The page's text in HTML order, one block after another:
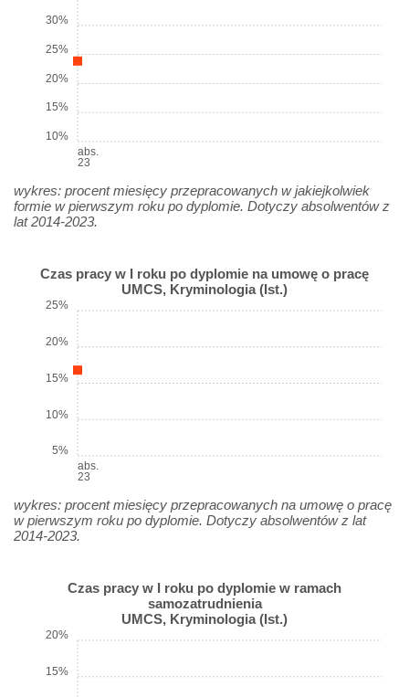
abs.
23
10%
15%
20%
25%
30%
wykres: procent miesięcy przepracowanych w jakiejkolwiek
formie w pierwszym roku po dyplomie. Dotyczy absolwentów z
lat 2014-2023.
Czas pracy w I roku po dyplomie na umowę o pracę
UMCS, Kryminologia (Ist.)
abs.
23
5%
10%
15%
20%
25%
wykres: procent miesięcy przepracowanych na umowę o pracę
w pierwszym roku po dyplomie. Dotyczy absolwentów z lat
2014-2023.
Czas pracy w I roku po dyplomie w ramach
samozatrudnienia
UMCS, Kryminologia (Ist.)
15%
20%